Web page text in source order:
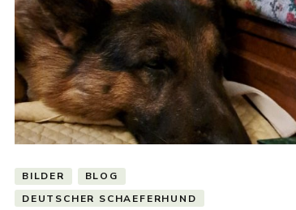
BILDER
BLOG
DEUTSCHER SCHAEFERHUND